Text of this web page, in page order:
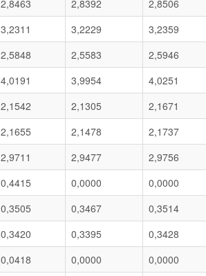
2,8463 2,8392
2,8506
3,2311 3,2229
3,2359
2,5848 2,5583
2,5946
4,0191 3,9954
4,0251
2,1542 2,1305
2,1671
2,1655 2,1478
2,1737
2,9711 2,9477
2,9756
0,4415 0,0000
0,0000
0,3505 0,3467
0,3514
0,3420 0,3395
0,3428
0,0418 0,0000
0,0000